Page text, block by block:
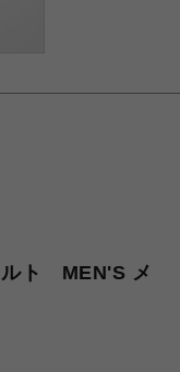
ト MEN'S メ